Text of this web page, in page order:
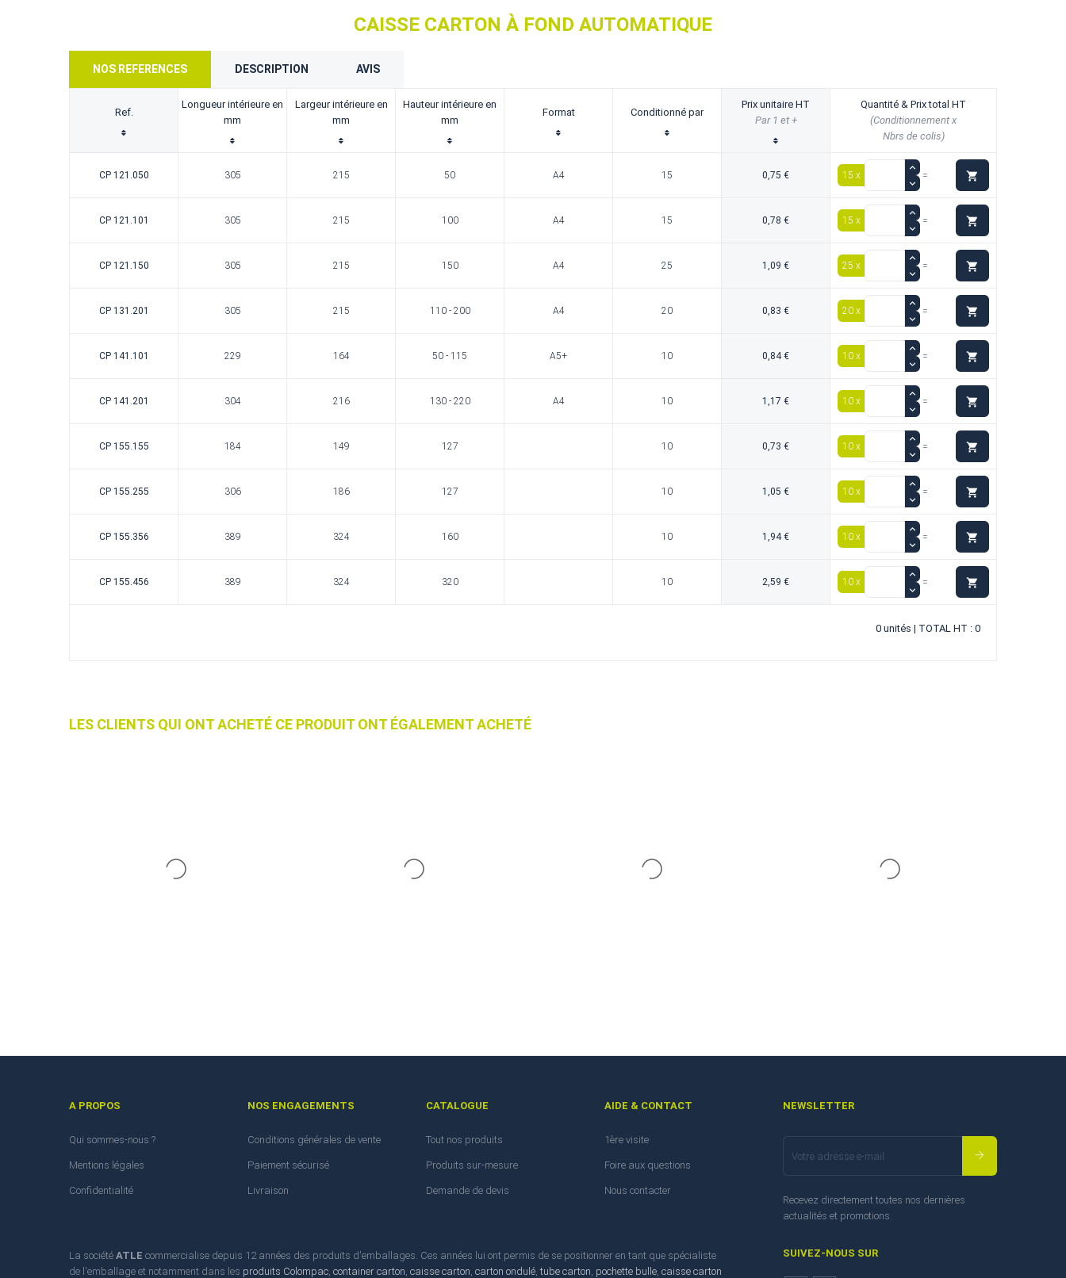
CAISSE CARTON À FOND AUTOMATIQUE
NOS REFERENCES DESCRIPTION AVIS
Ref.
Longueur intérieure en
mm
Largeur intérieure en
mm
Hauteur intérieure en
mm
Format Conditionné par
Prix unitaire HT
Par 1 et +
Quantité & Prix total HT
(Conditionnement x
Nbrs de colis)
CP 121.050 305 215 50 A4 15 0,75 € 15 x = 
CP 121.101 305 215 100 A4 15 0,78 € 15 x = 
CP 121.150 305 215 150 A4 25 1,09 € 25 x = 
CP 131.201 305 215 110 - 200 A4 20 0,83 € 20 x = 
CP 141.101 229 164 50 - 115 A5+ 10 0,84 € 10 x = 
CP 141.201 304 216 130 - 220 A4 10 1,17 € 10 x = 
CP 155.155 184 149 127 10 0,73 € 10 x = 
CP 155.255 306 186 127 10 1,05 € 10 x = 
CP 155.356 389 324 160 10 1,94 € 10 x = 
CP 155.456 389 324 320 10 2,59 € 10 x = 
0 unités | TOTAL HT : 0
LES CLIENTS QUI ONT ACHETÉ CE PRODUIT ONT ÉGALEMENT ACHETÉ
A PROPOS
Qui sommes-nous ?
Mentions légales
Confidentialité
NOS ENGAGEMENTS
Conditions générales de vente
Paiement sécurisé
Livraison
CATALOGUE
Tout nos produits
Produits sur-mesure
Demande de devis
AIDE & CONTACT
1ère visite
Foire aux questions
Nous contacter
NEWSLETTER
Recevez directement toutes nos dernières
actualités et promotions.
La société ATLE commercialise depuis 12 années des produits d'emballages. Ces années lui ont permis de se positionner en tant que spécialiste
de l'emballage et notamment dans les produits Colompac, container carton, caisse carton, carton ondulé, tube carton, pochette bulle, caisse carton
SUIVEZ-NOUS SUR